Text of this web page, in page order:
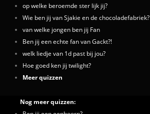
op welke beroemde ster lijk jij?
Wie ben jij van Sjakie en de chocoladefabriek?
van welke jongen ben jij Fan
Ben jij een echte fan van Gackt?!
welk liedje van 1d past bij jou?
Hoe goed ken jij twilight?
Meer quizzen
Nog meer quizzen: